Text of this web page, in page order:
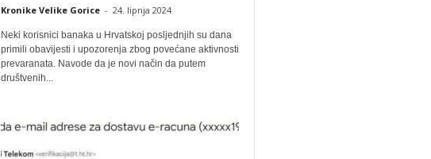
Kronike Velike Gorice - 24. lipnja 2024
Neki korisnici banaka u Hrvatskoj posljednjih su dana
primili obavijesti i upozorenja zbog povećane aktivnosti
prevaranata. Navode da je novi način da putem
društvenih...